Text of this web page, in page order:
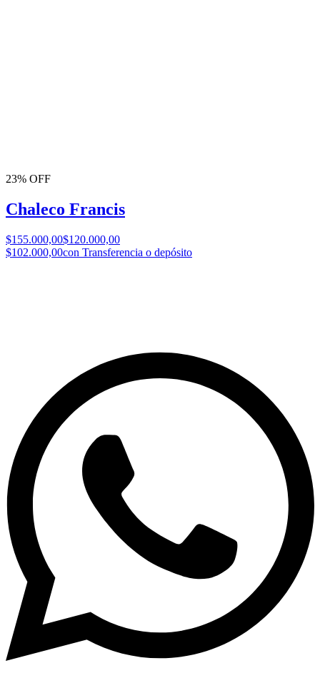
23% OFF
Chaleco Francis
$155.000,00$120.000,00
$102.000,00con Transferencia o depósito